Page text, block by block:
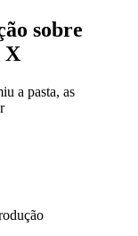
sobre
X
a pasta, as